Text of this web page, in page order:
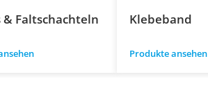
& Faltschachteln Klebeband
Produkte ansehen